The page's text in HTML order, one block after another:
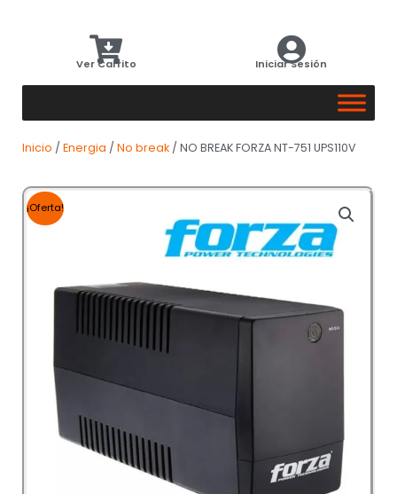
Ver Carrito Iniciar Sesión
Inicio / Energia / No break / NO BREAK FORZA NT-751 UPS110V
¡Oferta!